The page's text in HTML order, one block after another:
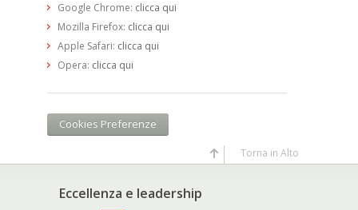
Google Chrome: clicca qui
Mozilla Firefox: clicca qui
Apple Safari: clicca qui
Opera: clicca qui
Cookies Preferenze
Eccellenza e leadership
Torna in Alto